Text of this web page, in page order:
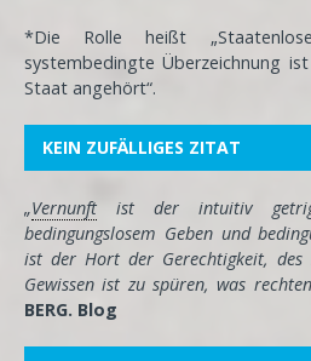
*Die Rolle heißt
systembedingte Überzeichnung
Staat angehört“.
KEIN ZUFÄLLIGES ZITAT
„Vernunft ist der intuitiv
bedingungslosem Geben und
ist der Hort der Gerechtigkeit, des
Gewissen ist zu spüren, was
BERG. Blog